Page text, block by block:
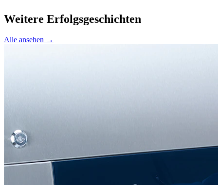
Weitere Erfolgsgeschichten
Alle ansehen →